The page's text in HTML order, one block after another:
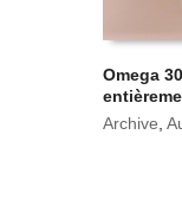
Omega
Archive,